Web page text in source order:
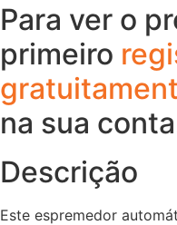
Para ver o
primeiro
na sua
Descrição
Este espremedor